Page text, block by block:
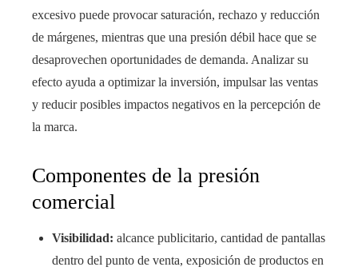
excesivo puede provocar saturación, rechazo y reducción
de márgenes, mientras que una presión débil hace que se
desaprovechen oportunidades de demanda. Analizar su
efecto ayuda a optimizar la inversión, impulsar las ventas
y reducir posibles impactos negativos en la percepción de
la marca.
Componentes de la presión
comercial
Visibilidad: alcance publicitario, cantidad de pantallas
dentro del punto de venta, exposición de productos en